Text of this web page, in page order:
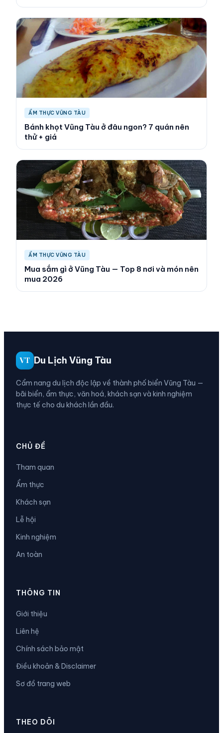
ẨM THỰC VŨNG TÀU
Bánh khọt Vũng Tàu ở đâu ngon? 7 quán nên
thử + giá
ẨM THỰC VŨNG TÀU
Mua sắm gì ở Vũng Tàu — Top 8 nơi và món nên
mua 2026
VT Du Lịch Vũng Tàu
Cẩm nang du lịch độc lập về thành phố biển Vũng Tàu —
bãi biển, ẩm thực, văn hoá, khách sạn và kinh nghiệm
thực tế cho du khách lần đầu.
CHỦ ĐỀ
Tham quan
Ẩm thực
Khách sạn
Lễ hội
Kinh nghiệm
An toàn
THÔNG TIN
Giới thiệu
Liên hệ
Chính sách bảo mật
Điều khoản & Disclaimer
Sơ đồ trang web
THEO DÕI